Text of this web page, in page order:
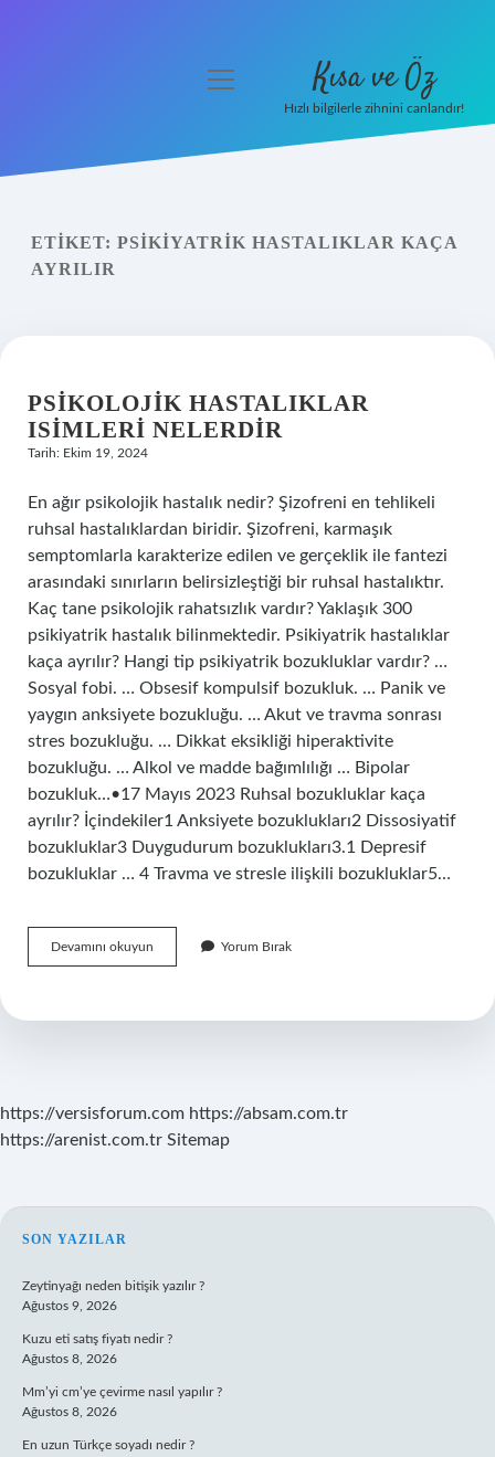
Yasal Uyarı
menüyü
Kısa ve Öz
Hızlı bilgilerle zihnini canlandır!
ETIKET: PSIKIYATRIK HASTALIKLAR KAÇA
AYRILIR
PSIKOLOJIK HASTALIKLAR
ISIMLERI NELERDIR
Tarih: Ekim 19, 2024
En ağır psikolojik hastalık nedir? Şizofreni en tehlikeli
ruhsal hastalıklardan biridir. Şizofreni, karmaşık
semptomlarla karakterize edilen ve gerçeklik ile fantezi
arasındaki sınırların belirsizleştiği bir ruhsal hastalıktır.
Kaç tane psikolojik rahatsızlık vardır? Yaklaşık 300
psikiyatrik hastalık bilinmektedir. Psikiyatrik hastalıklar
kaça ayrılır? Hangi tip psikiyatrik bozukluklar vardır? …
Sosyal fobi. … Obsesif kompulsif bozukluk. … Panik ve
yaygın anksiyete bozukluğu. … Akut ve travma sonrası
stres bozukluğu. … Dikkat eksikliği hiperaktivite
bozukluğu. … Alkol ve madde bağımlılığı … Bipolar
bozukluk…•17 Mayıs 2023 Ruhsal bozukluklar kaça
ayrılır? İçindekiler1 Anksiyete bozuklukları2 Dissosiyatif
bozukluklar3 Duygudurum bozuklukları3.1 Depresif
bozukluklar … 4 Travma ve stresle ilişkili bozukluklar5…
Devamını okuyun Psikolojik
Hastalıklar
Yorum Bırak
https://versisforum.com https://absam.com.tr
https://arenist.com.tr Sitemap
SIDEBAR
SON YAZILAR
Zeytinyağı neden bitişik yazılır ?
Ağustos 9, 2026
Kuzu eti satış fiyatı nedir ?
Ağustos 8, 2026
Mm’yi cm’ye çevirme nasıl yapılır ?
Ağustos 8, 2026
En uzun Türkçe soyadı nedir ?